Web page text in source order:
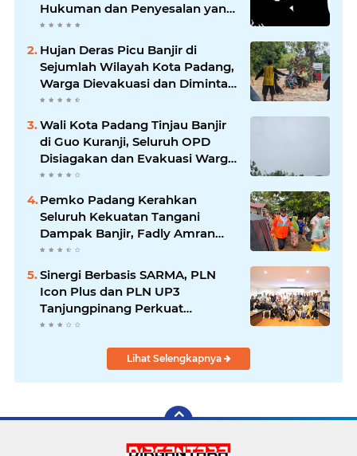
Hukuman dan Penyesalan yang
Mengikuti
Hujan Deras Picu Banjir di
Sejumlah Wilayah Kota Padang,
Warga Dievakuasi dan Diminta
Waspada Banjir Susulan
Wali Kota Padang Tinjau Banjir
di Guo Kuranji, Seluruh OPD
Disiagakan dan Evakuasi Warga
Dipercepat
Pemko Padang Kerahkan
Seluruh Kekuatan Tangani
Dampak Banjir, Fadly Amran
Desak Percepatan Proyek
Pengendalian Bencana
Sinergi Berbasis SARMA, PLN
Icon Plus dan PLN UP3
Tanjungpinang Perkuat
Kolaborasi Strategis
Lihat Selengkapnya